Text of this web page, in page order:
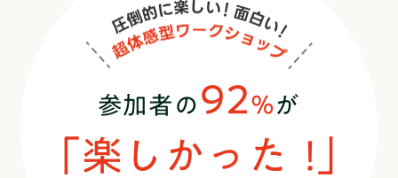
参加者の 92%が
楽しかった！